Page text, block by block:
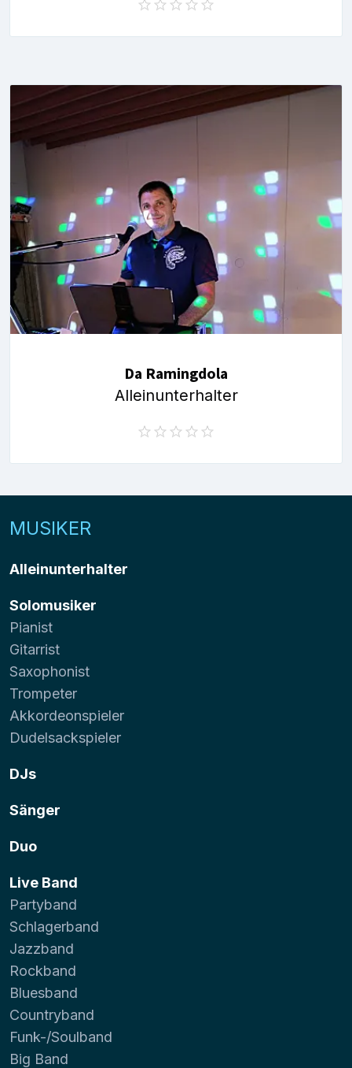
Da Ramingdola
Alleinunterhalter
MUSIKER
Alleinunterhalter
Solomusiker
Pianist
Gitarrist
Saxophonist
Trompeter
Akkordeonspieler
Dudelsackspieler
DJs
Sänger
Duo
Live Band
Partyband
Schlagerband
Jazzband
Rockband
Bluesband
Countryband
Funk-/Soulband
Big Band